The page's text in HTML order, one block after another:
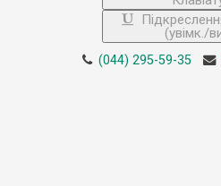
(увімк./
(044) 295-59-35